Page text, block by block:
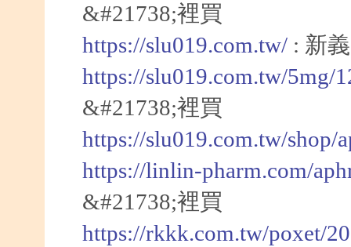
&#21738;裡買
https://slu019.com.tw/: 新
https://slu019.com.tw/5mg/
&#21738;裡買
https://slu019.com.tw/shop/
https://linlin-pharm.com/
&#21738;裡買
https://rkkk.com.tw/poxet/